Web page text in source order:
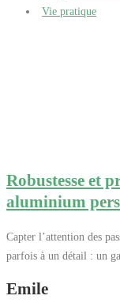
Vie pratique
Robustesse et
aluminium
Capter l’attention des
parfois à un détail : un
Emile